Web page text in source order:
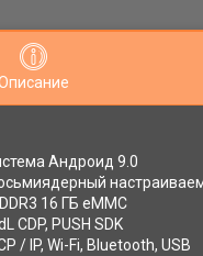
Андроид 9.0
16 ГБ eMMC
CDP, PUSH SDK
/ IP, Wi-Fi, Bluetooth, USB